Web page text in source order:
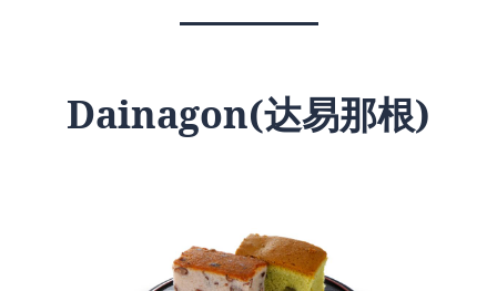
Dainagon(达易那根)